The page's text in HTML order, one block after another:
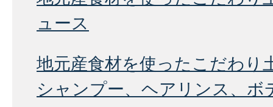
ュース
地元産食材を使ったこだわり
シャンプー、ヘアリンス、ボ